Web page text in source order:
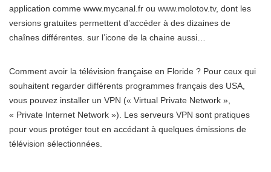
application comme www.mycanal.fr ou www.molotov.tv, dont les
versions gratuites permettent d’accéder à des dizaines de
chaînes différentes. sur l’icone de la chaine aussi…
Comment avoir la télévision française en Floride ? Pour ceux qui
souhaitent regarder différents programmes français des USA,
vous pouvez installer un VPN (« Virtual Private Network »,
« Private Internet Network »). Les serveurs VPN sont pratiques
pour vous protéger tout en accédant à quelques émissions de
télévision sélectionnées.